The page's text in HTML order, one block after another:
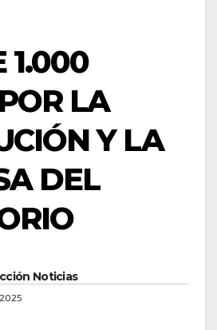
1.000
LA
Y LA
DEL
Noticias